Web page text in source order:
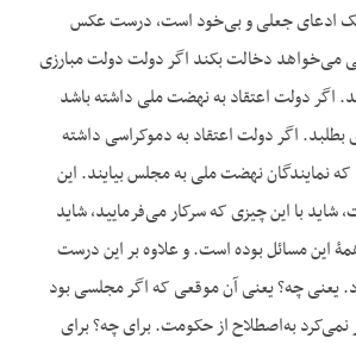
ادعای جعلی و بی‌خود است، درست عکس
می‌خواهد دخالت بکند اگر دولت دولت مبارزی
اگر دولت اعتقاد به نهضت ملی داشته باشد
بطلبد. اگر دولت اعتقاد به دموکراسی داشته
نمایندگان نهضت ملی به مجلس بیایند. این
با این چیزی که سرکار می‌فرمایید، شاید
این مسائل بوده است. و علاوه بر این درست
یعنی چه؟ یعنی آن موقعی که اگر مجلسی بود
نمی‌کرد به‌اصطلاح از حکومت. برای چه؟ برای